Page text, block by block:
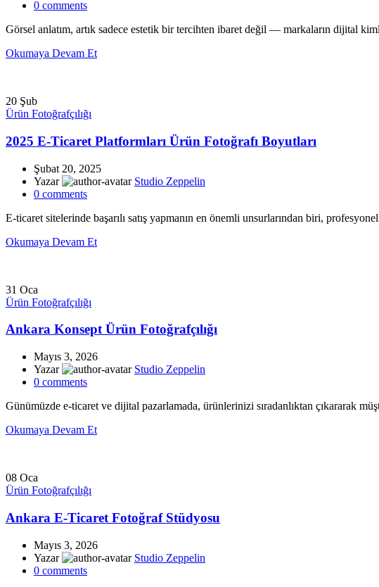
0 comments
Görsel anlatım, artık sadece estetik bir tercihten ibaret değil — markaların dijital
Okumaya Devam Et
20 Şub
Ürün Fotoğrafçılığı
2025 E-Ticaret Platformları Ürün Fotoğrafı Boyutları
Şubat 20, 2025
Yazar
Studio Zeppelin
0 comments
E-ticaret sitelerinde başarılı satış yapmanın en önemli unsurlarından biri,
Okumaya Devam Et
31 Oca
Ürün Fotoğrafçılığı
Ankara Konsept Ürün Fotoğrafçılığı
Mayıs 3, 2026
Yazar
Studio Zeppelin
0 comments
Günümüzde e-ticaret ve dijital pazarlamada, ürünlerinizi sıradanlıktan çıkararak
Okumaya Devam Et
08 Oca
Ürün Fotoğrafçılığı
Ankara E-Ticaret Fotoğraf Stüdyosu
Mayıs 3, 2026
Yazar
Studio Zeppelin
0 comments